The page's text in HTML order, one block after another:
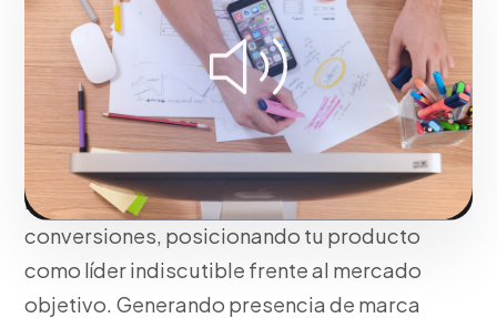
Cambiamos percepciones y movilizamos
masas. Mediante campañas emotivas,
polémicas o altamente aspiracionales,
generamos picos drásticos de
reconocimiento (Brand Awareness) e
inyectamos un fuerte impulso de
conversiones, posicionando tu producto
como líder indiscutible frente al mercado
objetivo. Generando presencia de marca